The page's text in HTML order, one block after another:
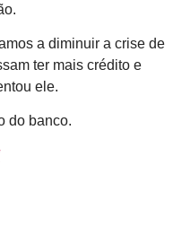
a diminuir a crise de
ter mais crédito e
ele.
do banco.